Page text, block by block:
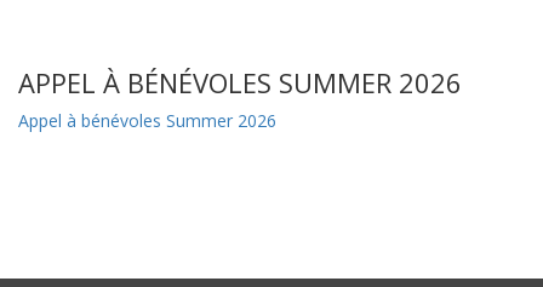
APPEL À BÉNÉVOLES SUMMER 2026
Appel à bénévoles Summer 2026